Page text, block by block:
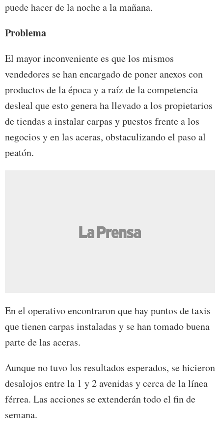
puede hacer de la noche a la mañana.
Problema
El mayor inconveniente es que los mismos
vendedores se han encargado de poner anexos con
productos de la época y a raíz de la competencia
desleal que esto genera ha llevado a los propietarios
de tiendas a instalar carpas y puestos frente a los
negocios y en las aceras, obstaculizando el paso al
peatón.
En el operativo encontraron que hay puntos de taxis
que tienen carpas instaladas y se han tomado buena
parte de las aceras.
Aunque no tuvo los resultados esperados, se hicieron
desalojos entre la 1 y 2 avenidas y cerca de la línea
férrea. Las acciones se extenderán todo el fin de
semana.